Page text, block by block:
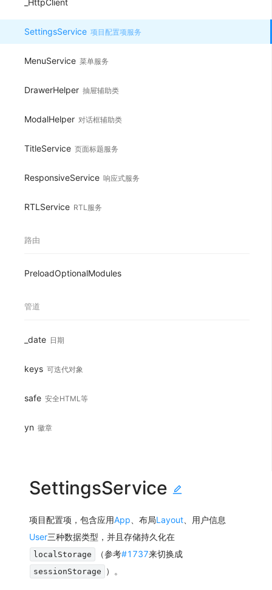
_HttpClient
SettingsService 项目配置项服务
MenuService 菜单服务
DrawerHelper 抽屉辅助类
ModalHelper 对话框辅助类
TitleService 页面标题服务
ResponsiveService 响应式服务
RTLService RTL服务
路由
PreloadOptionalModules
管道
_date 日期
keys 可迭代对象
safe 安全HTML等
yn 徽章
SettingsService
项目配置项，包含应用App 、布局Layout 、用户信息
User三种数据类型，并且存储持久化在
localStorage （参考#1737来切换成
sessionStorage ）。